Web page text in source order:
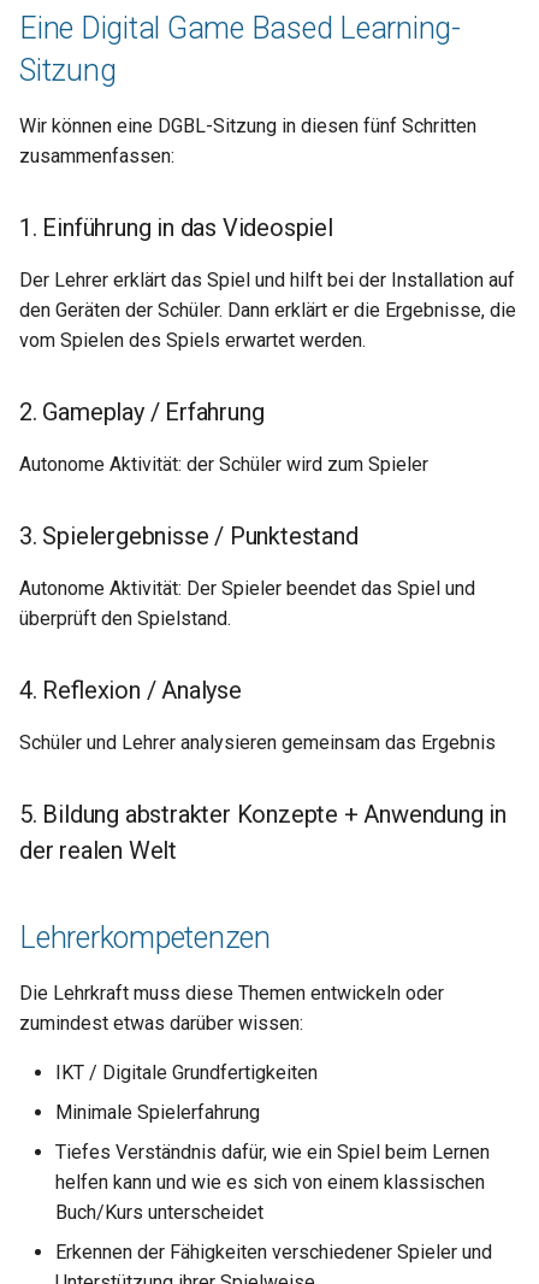
Eine Digital Game Based Learning-
Sitzung
Wir können eine DGBL-Sitzung in diesen fünf Schritten
zusammenfassen:
1. Einführung in das Videospiel
Der Lehrer erklärt das Spiel und hilft bei der Installation auf
den Geräten der Schüler. Dann erklärt er die Ergebnisse, die
vom Spielen des Spiels erwartet werden.
2. Gameplay / Erfahrung
Autonome Aktivität: der Schüler wird zum Spieler
3. Spielergebnisse / Punktestand
Autonome Aktivität: Der Spieler beendet das Spiel und
überprüft den Spielstand.
4. Reflexion / Analyse
Schüler und Lehrer analysieren gemeinsam das Ergebnis
5. Bildung abstrakter Konzepte + Anwendung in
der realen Welt
Lehrerkompetenzen
Die Lehrkraft muss diese Themen entwickeln oder
zumindest etwas darüber wissen:
IKT / Digitale Grundfertigkeiten
Minimale Spielerfahrung
Tiefes Verständnis dafür, wie ein Spiel beim Lernen
helfen kann und wie es sich von einem klassischen
Buch/Kurs unterscheidet
Erkennen der Fähigkeiten verschiedener Spieler und